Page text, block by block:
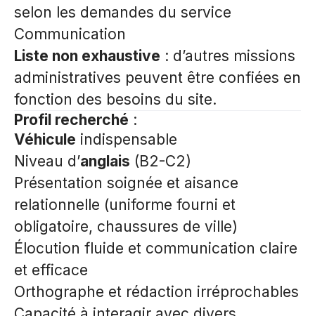
selon les demandes du service
Communication
Liste non exhaustive : d’autres missions
administratives peuvent être confiées en
fonction des besoins du site.
Profil recherché :
Véhicule indispensable
Niveau d’anglais (B2-C2)
Présentation soignée et aisance
relationnelle (uniforme fourni et
obligatoire, chaussures de ville)
Élocution fluide et communication claire
et efficace
Orthographe et rédaction irréprochables